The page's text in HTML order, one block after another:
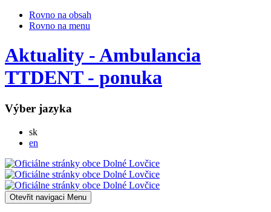
Rovno na obsah
Rovno na menu
Aktuality - Ambulancia
TTDENT - ponuka
Výber jazyka
skSlovensky
en
Otevřit navigaci Menu